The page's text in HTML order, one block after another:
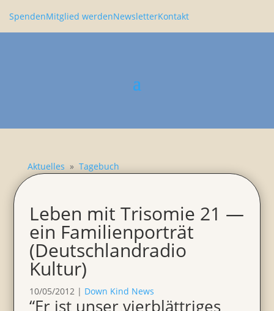
SpendenMitglied werdenNewsletterKontakt
Aktuelles » Tagebuch
Leben mit Trisomie 21 —
ein Famili­en­por­trät
(Deutsch­land­radio
Kultur)
10/05/2012 | Down Kind News
“Er ist unser vierblätt­riges